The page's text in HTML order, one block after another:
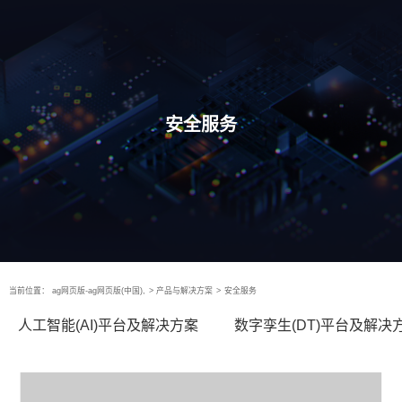
安全服务
当前位置： ag网页版-ag网页版(中国), > 产品与解决方案 > 安全服务
人工智能(AI)平台及解决方案 数字孪生(DT)平台及解决